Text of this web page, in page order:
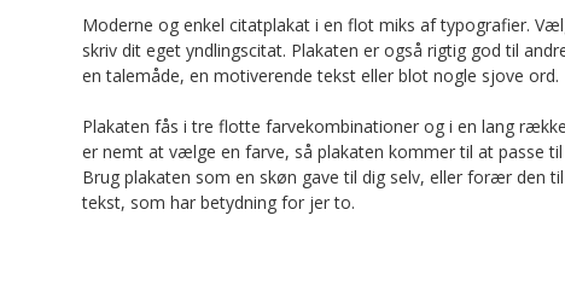
Moderne og enkel citatplakat i en flot miks af typografier.
skriv dit eget yndlingscitat. Plakaten er også rigtig god til
en talemåde, en motiverende tekst eller blot nogle sjove ord.
Plakaten fås i tre flotte farvekombinationer og i en lang
er nemt at vælge en farve, så plakaten kommer til at passe
Brug plakaten som en skøn gave til dig selv, eller forær den
tekst, som har betydning for jer to.